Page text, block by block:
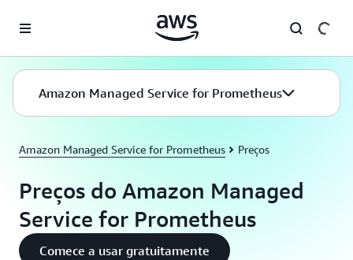
Pular para o conteúdo principal
Amazon Managed Service for Prometheus
Amazon Managed Service for Prometheus Preços
Preços do Amazon Managed
Service for Prometheus
Comece a usar gratuitamente